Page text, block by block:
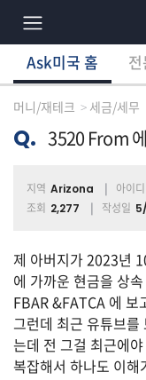
×
분
별
상
담
체
이
민/
비
Ask미국 홈
Ask미국 홈
머니/재테크 세금/세무
Q. 3520 From
지역 Arizona 아이디
조회 2,277 작성일
제 아버지가 2023년
에 가까운 현금을 상
FBAR &FATCA 에 보
그런데 최근 유튜브
는데 전 그걸 최근에
복잡해서 하나도 이